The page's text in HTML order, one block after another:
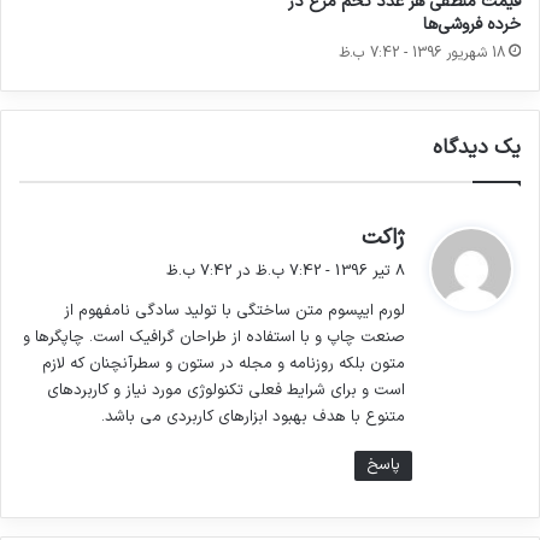
سه درصد گذشته.
لورم ایپسوم متن ساختگی با تولید سادگی نامفهوم
از صنعت چاپ و با استفاده از طراحان گرافیک است.
چاپگرها و متون بلکه روزنامه و مجله در ستون و
سطرآنچنان که لازم است و برای شرایط فعلی
تکنولوژی مورد نیاز و کاربردهای متنوع با هدف بهبود
ابزارهای کاربردی می باشد.
خرده فروشی‌ها
18 شهریور 1396 - 7:42 ب.ظ
یک دیدگاه
ژاکت
ف
:
8 تیر 1396 - 7:42 ب.ظ در 7:42 ب.ظ
لورم ایپسوم متن ساختگی با تولید سادگی نامفهوم از
صنعت چاپ و با استفاده از طراحان گرافیک است. چاپگرها و
متون بلکه روزنامه و مجله در ستون و سطرآنچنان که لازم
است و برای شرایط فعلی تکنولوژی مورد نیاز و کاربردهای
متنوع با هدف بهبود ابزارهای کاربردی می باشد.
پاسخ